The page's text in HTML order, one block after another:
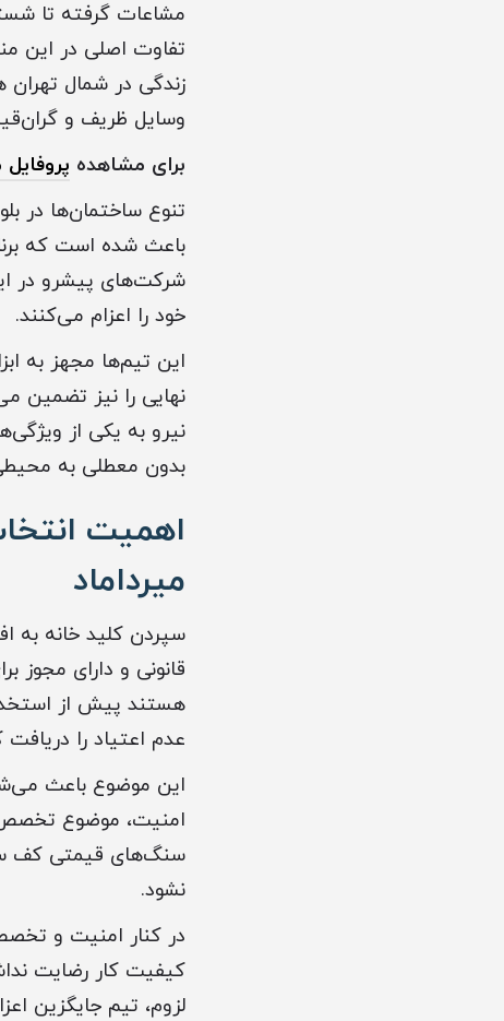
مشاعات گرفته تا
تفاوت اصلی در این
زندگی در شمال تهران
وسایل ظریف و
برای مشاهده پروفایل
تنوع ساختمان‌ها در
باعث شده است که
شرکت‌های پیشرو در
خود را اعزام می‌کنند.
این تیم‌ها مجهز به
نهایی را نیز تضمین
نیرو به یکی از
بدون معطلی به
اهمیت
میرداماد
سپردن کلید خانه به
قانونی و دارای
هستند پیش از
عدم اعتیاد را دریافت
این موضوع باعث
امنیت، موضوع تخصص
سنگ‌های قیمتی کف
نشود.
در کنار امنیت و
کیفیت کار رضایت
لزوم، تیم جایگزین